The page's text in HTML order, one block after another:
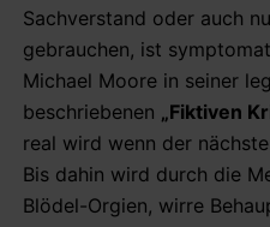
Sachverstand oder auch
gebrauchen, ist
Michael Moore in seiner
beschriebenen „Fiktiven
real wird wenn der
Bis dahin wird durch die
Blödel-Orgien, wirre